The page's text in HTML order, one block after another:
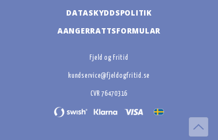
DATASKYDDSPOLITIK
AANGERRATTSFORMULAR
Fjeld og Fritid
kundservice@fjeldogfritid.se
CVR 76470316